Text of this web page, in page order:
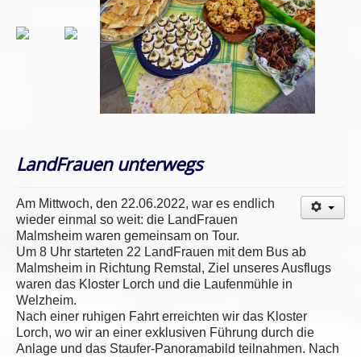
LandFrauen unterwegs
Am Mittwoch, den 22.06.2022, war es endlich
wieder einmal so weit: die LandFrauen
Malmsheim waren gemeinsam on Tour.
Um 8 Uhr starteten 22 LandFrauen mit dem Bus ab
Malmsheim in Richtung Remstal, Ziel unseres Ausflugs
waren das Kloster Lorch und die Laufenmühle in
Welzheim.
Nach einer ruhigen Fahrt erreichten wir das Kloster
Lorch, wo wir an einer exklusiven Führung durch die
Anlage und das Staufer-Panoramabild teilnahmen. Nach